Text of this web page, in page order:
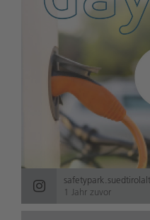
1 Jahr zuvor